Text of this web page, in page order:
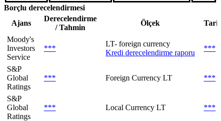
Borçlu derecelendirmesi
Ajans
Derecelendirme
/ Tahmin
Ölçek
Moody's
Investors
Service
***
LT- foreign currency
Kredi derecelendirme raporu
***
S&P
Global
Ratings
*** Foreign Currency LT ***
S&P
Global
Ratings
*** Local Currency LT ***